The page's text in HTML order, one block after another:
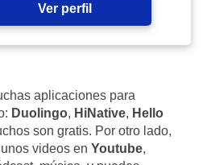
Ver perfil
aplicaciones para
Duolingo, HiNative, Hello
son gratis. Por otro lado,
videos en Youtube,